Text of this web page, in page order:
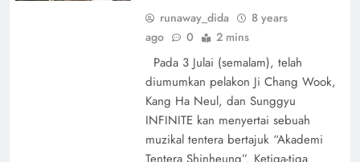
runaway_dida
8 years
ago
0 2 mins
Pada 3 Julai (semalam), telah
diumumkan pelakon Ji Chang Wook,
Kang Ha Neul, dan Sunggyu
INFINITE kan menyertai sebuah
muzikal tentera bertajuk “Akademi